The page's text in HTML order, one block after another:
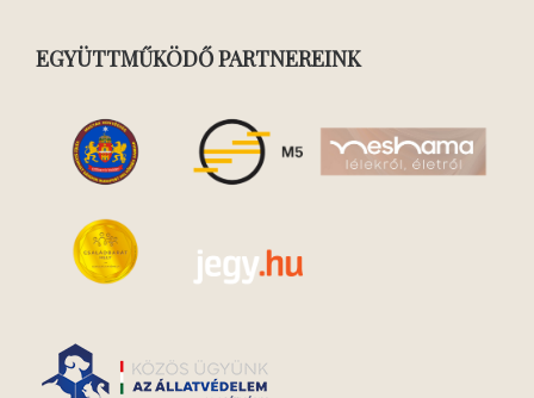
EGYÜTTMŰKÖDŐ PARTNEREINK